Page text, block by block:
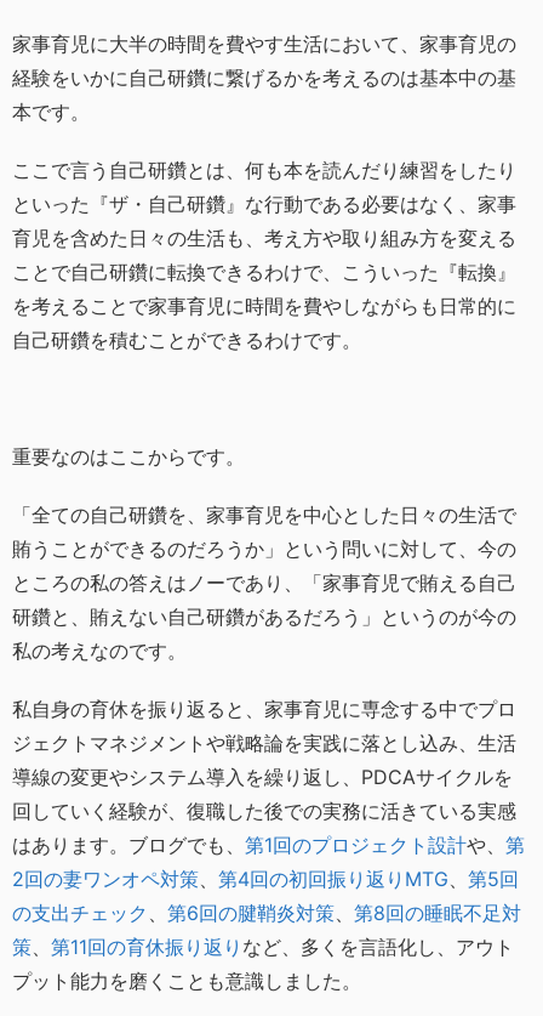
家事育児に大半の時間を費やす生活において、家事育児の
経験をいかに自己研鑽に繋げるかを考えるのは基本中の基
本です。
ここで言う自己研鑽とは、何も本を読んだり練習をしたり
といった『ザ・自己研鑽』な行動である必要はなく、家事
育児を含めた日々の生活も、考え方や取り組み方を変える
ことで自己研鑽に転換できるわけで、こういった『転換』
を考えることで家事育児に時間を費やしながらも日常的に
自己研鑽を積むことができるわけです。
重要なのはここからです。
「全ての自己研鑽を、家事育児を中心とした日々の生活で
賄うことができるのだろうか」という問いに対して、今の
ところの私の答えはノーであり、「家事育児で賄える自己
研鑽と、賄えない自己研鑽があるだろう」というのが今の
私の考えなのです。
私自身の育休を振り返ると、家事育児に専念する中でプロ
ジェクトマネジメントや戦略論を実践に落とし込み、生活
導線の変更やシステム導入を繰り返し、PDCAサイクルを
回していく経験が、復職した後での実務に活きている実感
はあります。ブログでも、 第1回のプロジェクト設計や、 第
2回の妻ワンオペ対策、 第4回の初回振り返りMTG、 第5回
の支出チェック 、 第6回の腱鞘炎対策、 第8回の睡眠不足対
策、 第11回の育休振り返り など、多くを言語化し、アウト
プット能力を磨くことも意識しました。